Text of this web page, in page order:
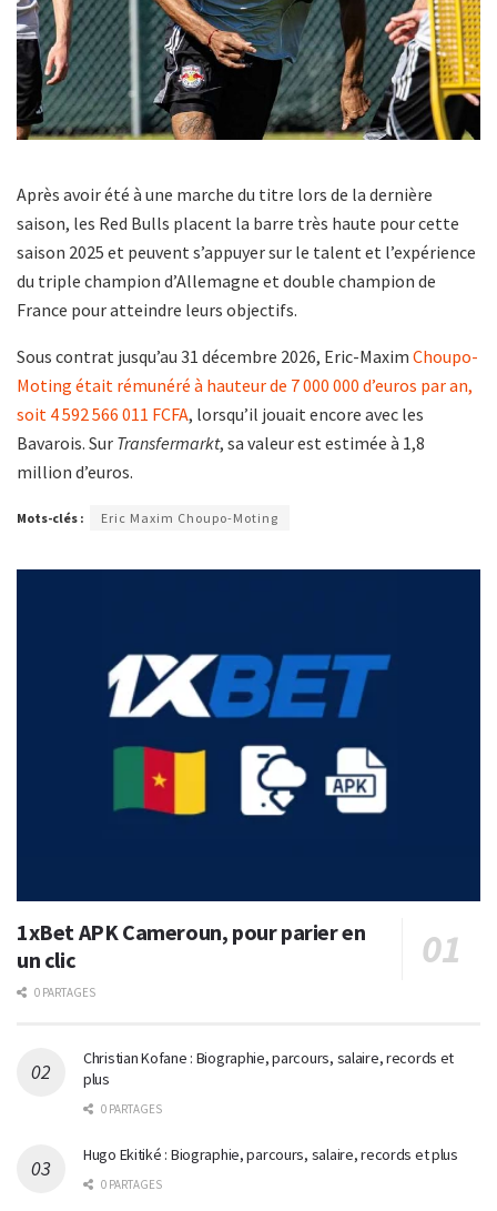
Après avoir été à une marche du titre lors de la dernière
saison, les Red Bulls placent la barre très haute pour cette
saison 2025 et peuvent s’appuyer sur le talent et l’expérience
du triple champion d’Allemagne et double champion de
France pour atteindre leurs objectifs.
Sous contrat jusqu’au 31 décembre 2026, Eric-Maxim Choupo-
Moting était rémunéré à hauteur de 7 000 000 d’euros par an,
soit 4 592 566 011 FCFA, lorsqu’il jouait encore avec les
Bavarois. Sur Transfermarkt, sa valeur est estimée à 1,8
million d’euros.
Mots-clés : Eric Maxim Choupo-Moting
1xBet APK Cameroun, pour parier en
un clic
0 PARTAGES
Christian Kofane : Biographie, parcours, salaire, records et
plus
0 PARTAGES
Hugo Ekitiké : Biographie, parcours, salaire, records et plus
0 PARTAGES